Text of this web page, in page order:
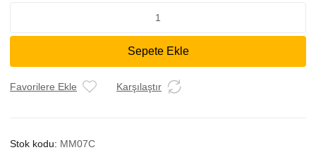
FERROLI
GEÇME
Sepete Ekle
Favorilere Ekle Karşılaştır
Stok kodu: MM07C